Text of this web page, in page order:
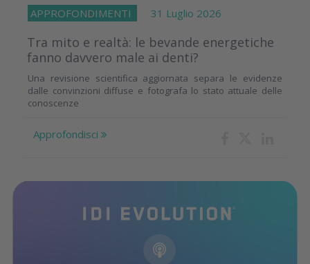
APPROFONDIMENTI 31 Luglio 2026
Tra mito e realtà: le bevande energetiche
fanno davvero male ai denti?
Una revisione scientifica aggiornata separa le evidenze
dalle convinzioni diffuse e fotografa lo stato attuale delle
conoscenze
Approfondisci